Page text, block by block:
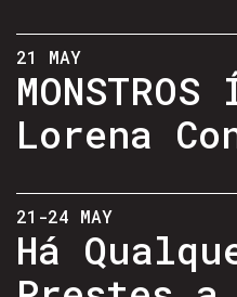
21 MAY
Lorena
21-24 MAY
Há